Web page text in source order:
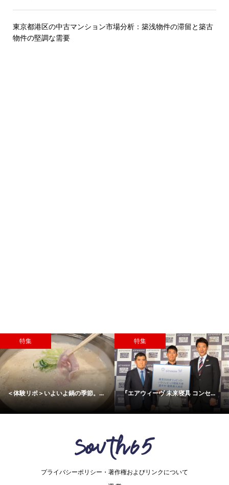
東京都港区の中古マンション市場分析：築浅物件の滞留と築古
物件の堅調な需要
特集
＜体験リポ＞いよいよ鍋の季節。...
特集
『エアウィーヴ 未来寝具 コンセ...
プライバシーポリシー・著作権およびリンクについて